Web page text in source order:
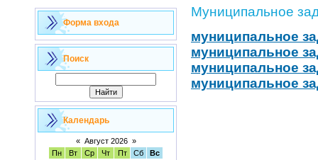
Форма входа
Поиск
Календарь
« Август 2026 »
Пн
Вт Ср Чт Пт Сб
Вс
Муниципальное
муниципальное
муниципальное
муниципальное
муниципальное